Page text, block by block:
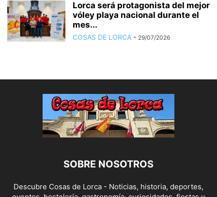
Lorca será protagonista del mejor
vóley playa nacional durante el
mes...
COSAS DE LORCA - 29/07/2026
SOBRE NOSOTROS
Descubre Cosas de Lorca - Noticias, historia, deportes,